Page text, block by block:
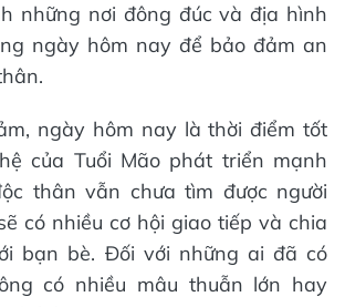
những nơi đông đúc và địa hình
ngày hôm nay để bảo đảm an
ngày hôm nay là thời điểm tốt
của Tuổi Mão phát triển mạnh
thân vẫn chưa tìm được người
có nhiều cơ hội giao tiếp và chia
bạn bè. Đối với những ai đã có
có nhiều mâu thuẫn lớn hay